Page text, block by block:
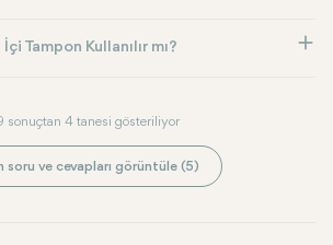
Tampon Kullanılır mı?
sonuçtan 4 tanesi gösteriliyor
soru ve cevapları görüntüle (5)